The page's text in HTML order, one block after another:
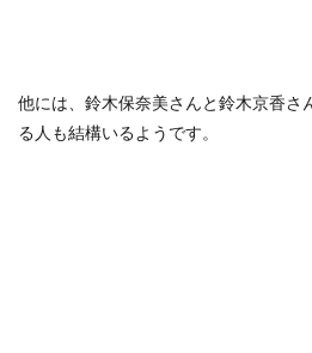
他には、鈴木保奈美さんと鈴木京香さ
る人も結構いるようです。